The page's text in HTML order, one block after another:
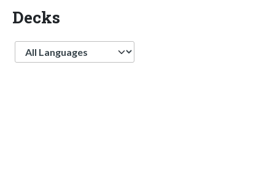
Decks
Language